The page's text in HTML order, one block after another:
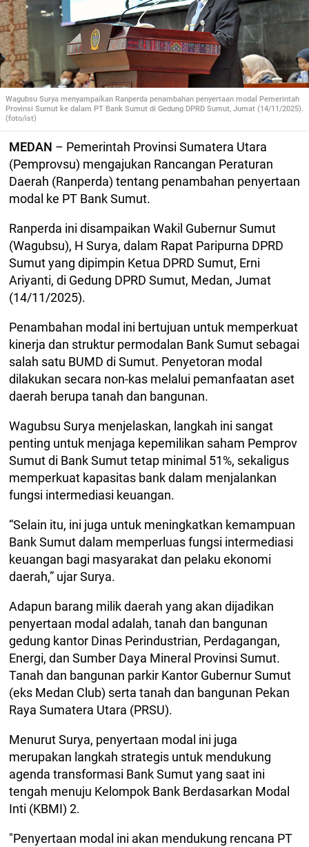
Wagubsu Surya menyampaikan Ranperda penambahan penyertaan modal Pemerintah
Provinsi Sumut ke dalam PT Bank Sumut di Gedung DPRD Sumut, Jumat (14/11/2025).
(foto/ist)
MEDAN – Pemerintah Provinsi Sumatera Utara
(Pemprovsu) mengajukan Rancangan Peraturan
Daerah (Ranperda) tentang penambahan penyertaan
modal ke PT Bank Sumut.
Ranperda ini disampaikan Wakil Gubernur Sumut
(Wagubsu), H Surya, dalam Rapat Paripurna DPRD
Sumut yang dipimpin Ketua DPRD Sumut, Erni
Ariyanti, di Gedung DPRD Sumut, Medan, Jumat
(14/11/2025).
Penambahan modal ini bertujuan untuk memperkuat
kinerja dan struktur permodalan Bank Sumut sebagai
salah satu BUMD di Sumut. Penyetoran modal
dilakukan secara non-kas melalui pemanfaatan aset
daerah berupa tanah dan bangunan.
Wagubsu Surya menjelaskan, langkah ini sangat
penting untuk menjaga kepemilikan saham Pemprov
Sumut di Bank Sumut tetap minimal 51%, sekaligus
memperkuat kapasitas bank dalam menjalankan
fungsi intermediasi keuangan.
“Selain itu, ini juga untuk meningkatkan kemampuan
Bank Sumut dalam memperluas fungsi intermediasi
keuangan bagi masyarakat dan pelaku ekonomi
daerah,” ujar Surya.
​Adapun barang milik daerah yang akan dijadikan
penyertaan modal adalah, tanah dan bangunan
gedung kantor Dinas Perindustrian, Perdagangan,
Energi, dan Sumber Daya Mineral Provinsi Sumut. ​
Tanah dan bangunan parkir Kantor Gubernur Sumut
(eks Medan Club) serta tanah dan bangunan Pekan
Raya Sumatera Utara (PRSU).
​Menurut Surya, penyertaan modal ini juga
merupakan langkah strategis untuk mendukung
agenda transformasi Bank Sumut yang saat ini
tengah menuju Kelompok Bank Berdasarkan Modal
Inti (KBMI) 2.
​"Penyertaan modal ini akan mendukung rencana PT